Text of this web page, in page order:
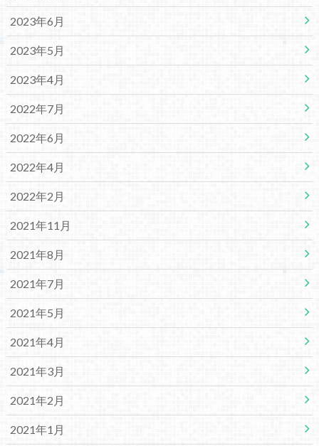
2023年6月
2023年5月
2023年4月
2022年7月
2022年6月
2022年4月
2022年2月
2021年11月
2021年8月
2021年7月
2021年5月
2021年4月
2021年3月
2021年2月
2021年1月